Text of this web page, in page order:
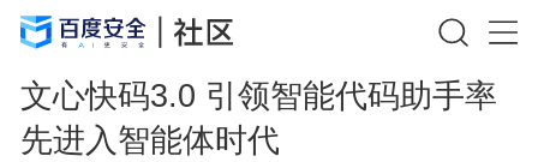
文心快码3.0 引领智能代码助手率
先进入智能体时代